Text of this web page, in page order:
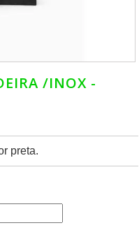
/INOX -
preta.